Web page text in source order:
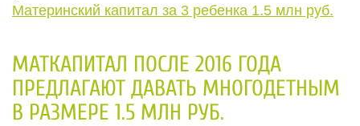
Материнский капитал за 3 ребенка 1.5 млн руб.
МАТКАПИТАЛ ПОСЛЕ 2016 ГОДА
ПРЕДЛАГАЮТ ДАВАТЬ МНОГОДЕТНЫМ
В РАЗМЕРЕ 1.5 МЛН РУБ.